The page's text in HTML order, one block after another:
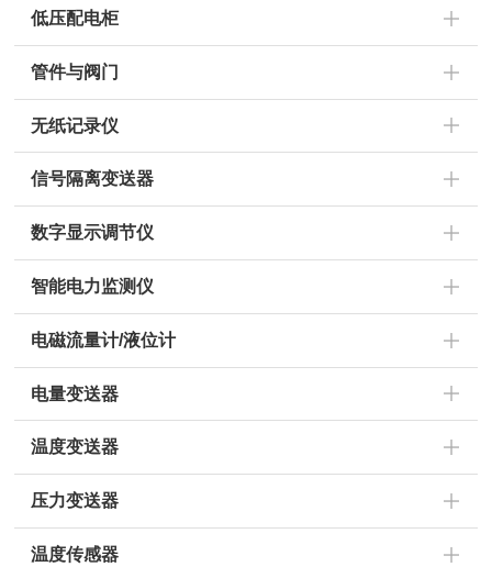
低压配电柜
管件与阀门
无纸记录仪
信号隔离变送器
数字显示调节仪
智能电力监测仪
电磁流量计/液位计
电量变送器
温度变送器
压力变送器
温度传感器